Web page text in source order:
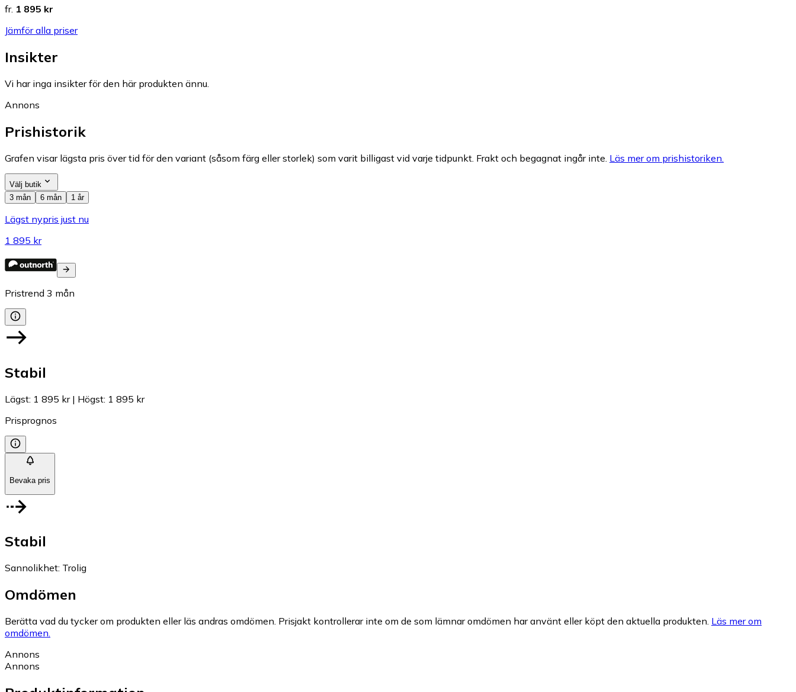
fr. 1 895 kr
Jämför alla priser
Insikter
Vi har inga insikter för den här produkten ännu.
Annons
Prishistorik
Grafen visar lägsta pris över tid för den variant (såsom färg eller storlek) som varit billigast vid varje tidpunkt. Frakt och begagnat ingår inte. Läs mer om prishistoriken.
Välj butik
3 mån
6 mån 1 år
Lägst nypris just nu
1 895 kr
Pristrend 3 mån
Stabil
Lägst: 1 895 kr| Högst: 1 895 kr
Prisprognos
Bevaka pris
Stabil
Sannolikhet: Trolig
Omdömen
Berätta vad du tycker om produkten eller läs andras omdömen. Prisjakt kontrollerar inte om de som lämnar omdömen har använt eller köpt den aktuella produkten. Läs mer om
omdömen.
Annons
Annons